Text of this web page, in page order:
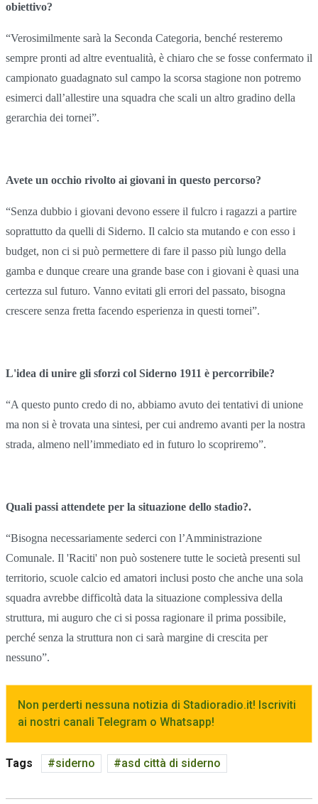
obiettivo?
“Verosimilmente sarà la Seconda Categoria, benché resteremo
sempre pronti ad altre eventualità, è chiaro che se fosse confermato il
campionato guadagnato sul campo la scorsa stagione non potremo
esimerci dall’allestire una squadra che scali un altro gradino della
gerarchia dei tornei”.
Avete un occhio rivolto ai giovani in questo percorso?
“Senza dubbio i giovani devono essere il fulcro i ragazzi a partire
soprattutto da quelli di Siderno. Il calcio sta mutando e con esso i
budget, non ci si può permettere di fare il passo più lungo della
gamba e dunque creare una grande base con i giovani è quasi una
certezza sul futuro. Vanno evitati gli errori del passato, bisogna
crescere senza fretta facendo esperienza in questi tornei”.
L'idea di unire gli sforzi col Siderno 1911 è percorribile?
“A questo punto credo di no, abbiamo avuto dei tentativi di unione
ma non si è trovata una sintesi, per cui andremo avanti per la nostra
strada, almeno nell’immediato ed in futuro lo scopriremo”.
Quali passi attendete per la situazione dello stadio?.
“Bisogna necessariamente sederci con l’Amministrazione
Comunale. Il 'Raciti' non può sostenere tutte le società presenti sul
territorio, scuole calcio ed amatori inclusi posto che anche una sola
squadra avrebbe difficoltà data la situazione complessiva della
struttura, mi auguro che ci si possa ragionare il prima possibile,
perché senza la struttura non ci sarà margine di crescita per
nessuno”.
Non perderti nessuna notizia di Stadioradio.it! Iscriviti
ai nostri canali Telegram o Whatsapp!
Tags siderno asd città di siderno